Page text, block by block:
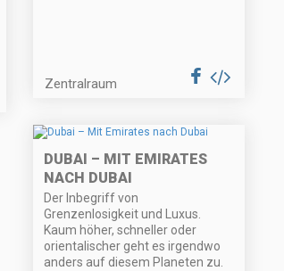
Zentralraum
DUBAI – MIT EMIRATES
NACH DUBAI
Der Inbegriff von
Grenzenlosigkeit und Luxus.
Kaum höher, schneller oder
orientalischer geht es irgendwo
anders auf diesem Planeten zu.